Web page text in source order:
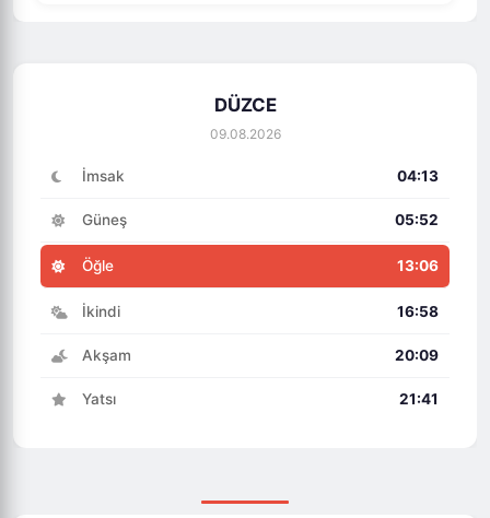
DÜZCE
09.08.2026
İmsak 04:13
Güneş 05:52
Öğle 13:06
İkindi 16:58
Akşam 20:09
Yatsı 21:41